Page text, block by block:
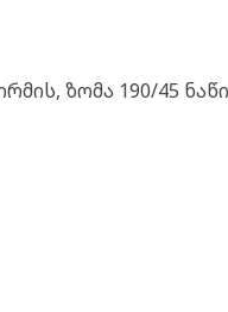
ზომა 190/45